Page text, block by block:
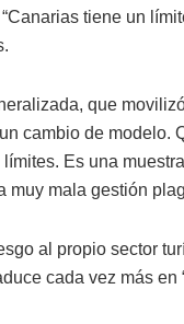
tiene un
que
cambio de modelo.
Es una
muy mala gestión
al propio sector
cada vez más